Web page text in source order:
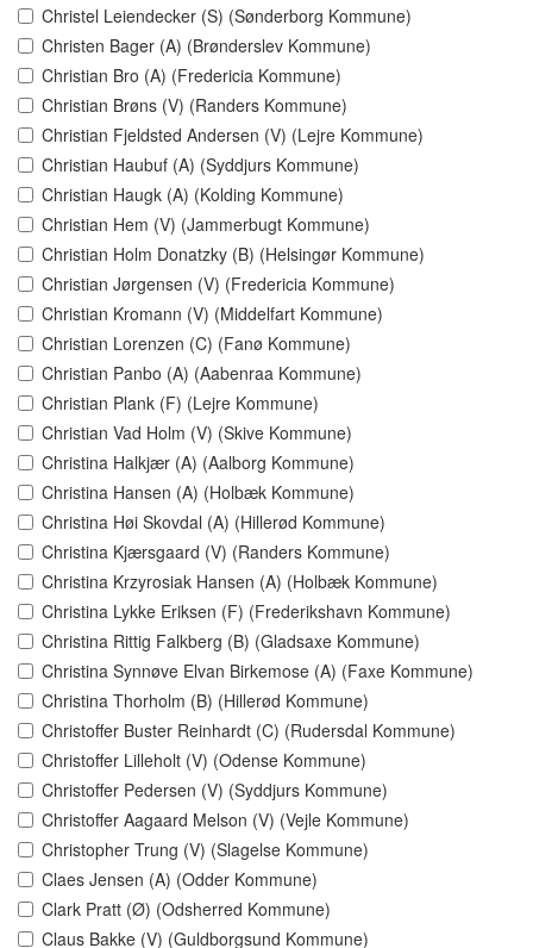
Christel Leiendecker (S) (Sønderborg Kommune)
Christen Bager (A) (Brønderslev Kommune)
Christian Bro (A) (Fredericia Kommune)
Christian Brøns (V) (Randers Kommune)
Christian Fjeldsted Andersen (V) (Lejre Kommune)
Christian Haubuf (A) (Syddjurs Kommune)
Christian Haugk (A) (Kolding Kommune)
Christian Hem (V) (Jammerbugt Kommune)
Christian Holm Donatzky (B) (Helsingør Kommune)
Christian Jørgensen (V) (Fredericia Kommune)
Christian Kromann (V) (Middelfart Kommune)
Christian Lorenzen (C) (Fanø Kommune)
Christian Panbo (A) (Aabenraa Kommune)
Christian Plank (F) (Lejre Kommune)
Christian Vad Holm (V) (Skive Kommune)
Christina Halkjær (A) (Aalborg Kommune)
Christina Hansen (A) (Holbæk Kommune)
Christina Høi Skovdal (A) (Hillerød Kommune)
Christina Kjærsgaard (V) (Randers Kommune)
Christina Krzyrosiak Hansen (A) (Holbæk Kommune)
Christina Lykke Eriksen (F) (Frederikshavn Kommune)
Christina Rittig Falkberg (B) (Gladsaxe Kommune)
Christina Synnøve Elvan Birkemose (A) (Faxe Kommune)
Christina Thorholm (B) (Hillerød Kommune)
Christoffer Buster Reinhardt (C) (Rudersdal Kommune)
Christoffer Lilleholt (V) (Odense Kommune)
Christoffer Pedersen (V) (Syddjurs Kommune)
Christoffer Aagaard Melson (V) (Vejle Kommune)
Christopher Trung (V) (Slagelse Kommune)
Claes Jensen (A) (Odder Kommune)
Clark Pratt (Ø) (Odsherred Kommune)
Claus Bakke (V) (Guldborgsund Kommune)